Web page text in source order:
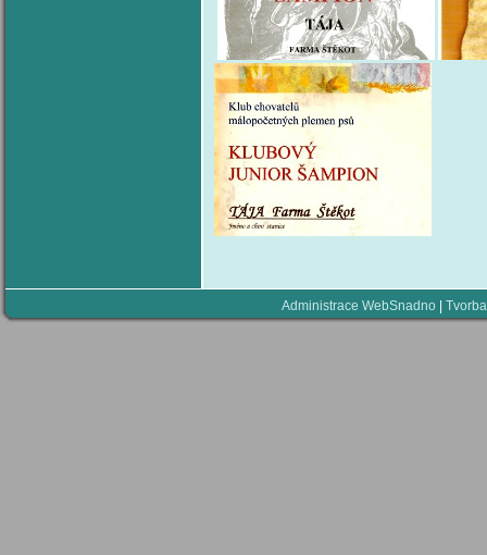
Administrace WebSnadno |